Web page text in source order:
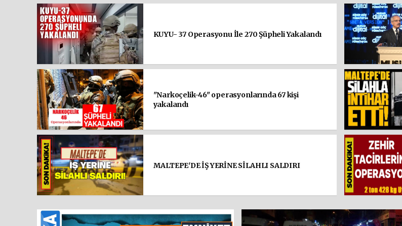
KUYU- 37 Operasyonu İle 270 Şüpheli Yakalandı
"Narkoçelik-46" operasyonlarında 67 kişi
yakalandı
MALTEPE'DE İŞ YERİNE SİLAHLI SALDIRI